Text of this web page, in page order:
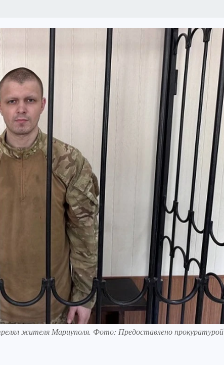
жителя Мариуполя. Фото: Предоставлено прокуратурой